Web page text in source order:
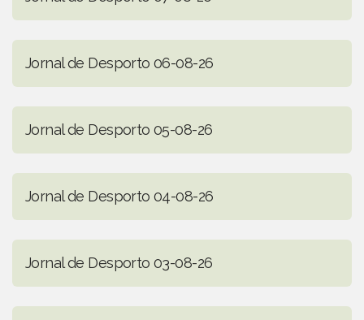
Jornal de Desporto 06-08-26
Jornal de Desporto 05-08-26
Jornal de Desporto 04-08-26
Jornal de Desporto 03-08-26